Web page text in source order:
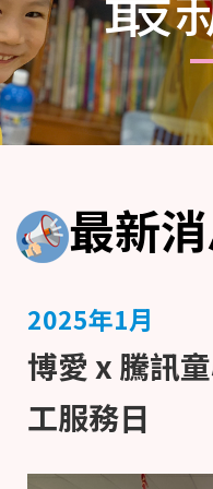
最新
2025年1月
博愛 x 騰訊
工服務日